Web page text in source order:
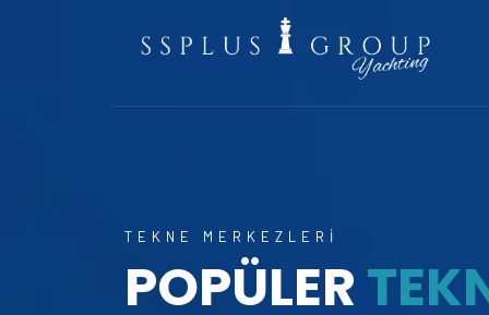
TEKNE MERKEZLERI
POPÜLER